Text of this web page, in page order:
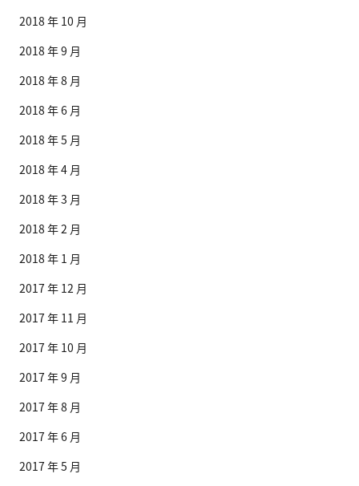
2018 年 10 月
2018 年 9 月
2018 年 8 月
2018 年 6 月
2018 年 5 月
2018 年 4 月
2018 年 3 月
2018 年 2 月
2018 年 1 月
2017 年 12 月
2017 年 11 月
2017 年 10 月
2017 年 9 月
2017 年 8 月
2017 年 6 月
2017 年 5 月